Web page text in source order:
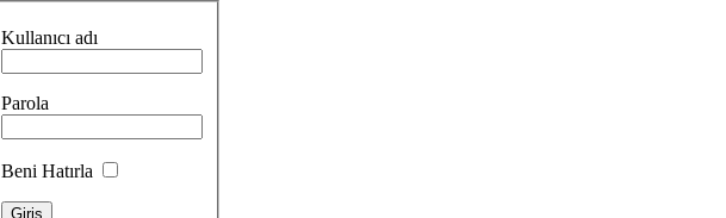
Kullanıcı adı
Parola
Beni Hatırla